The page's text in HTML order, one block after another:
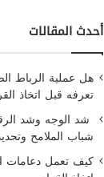
أحدث المقالات
هل عملية الرباط
تعرفه قبل اتخاذ
شد الوجه وشد
شباب الملامح
كيف تعمل دعامات